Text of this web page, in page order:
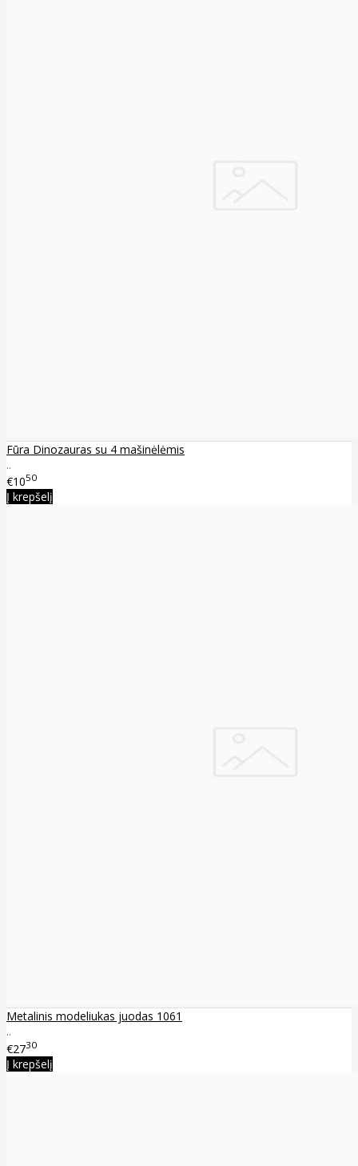
Fūra Dinozauras su 4 mašinėlėmis
..
€1050
Į krepšelį
Metalinis modeliukas juodas 1061
..
€2730
Į krepšelį